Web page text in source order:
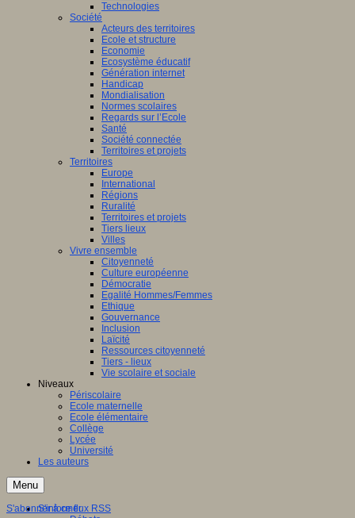
Technologies
Société
Acteurs des territoires
Ecole et structure
Economie
Ecosystème éducatif
Génération internet
Handicap
Mondialisation
Normes scolaires
Regards sur l’Ecole
Santé
Société connectée
Territoires et projets
Territoires
Europe
International
Régions
Ruralité
Territoires et projets
Tiers lieux
Villes
Vivre ensemble
Citoyenneté
Culture européenne
Démocratie
Egalité Hommes/Femmes
Ethique
Gouvernance
Inclusion
Laïcité
Ressources citoyenneté
Tiers - lieux
Vie scolaire et sociale
Niveaux
Périscolaire
Ecole maternelle
Ecole élémentaire
Collège
Lycée
Université
Les auteurs
Menu
S'informer
S'abonner à ce flux RSS